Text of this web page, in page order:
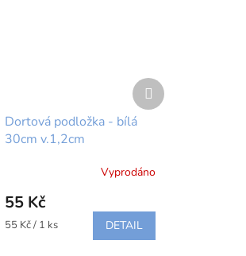
Dortová podložka - bílá
30cm v.1,2cm
Vyprodáno
55 Kč
Měrná
55 Kč / 1 ks DETAIL
Další
produkt